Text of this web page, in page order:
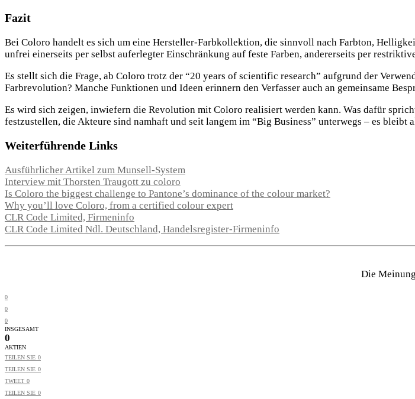
Fazit
Bei Coloro handelt es sich um eine Hersteller-Farbkollektion, die sinnvoll nach Farbton,
unfrei einerseits per selbst auferlegter Einschränkung auf feste Farben, andererseits per
Es stellt sich die Frage, ab Coloro trotz der “20 years of scientific research” aufgrund der
Farbrevolution? Manche Funktionen und Ideen erinnern den Verfasser auch an gemeinsame
Es wird sich zeigen, inwiefern die Revolution mit Coloro realisiert werden kann. Was dafür
festzustellen, die Akteure sind namhaft und seit langem im “Big Business” unterwegs – es bleibt
Weiterführende Links
Ausführlicher Artikel zum Munsell-System
Interview mit Thorsten Traugott zu coloro
Is Coloro the biggest challenge to Pantone’s dominance of the colour market?
Why you’ll love Coloro, from a certified colour expert
CLR Code Limited, Firmeninfo
CLR Code Limited Ndl. Deutschland, Handelsregister-Firmeninfo
Die
0
0
0
INSGESAMT
0
AKTIEN
TEILEN SIE 0
TEILEN SIE 0
TWEET 0
TEILEN SIE 0